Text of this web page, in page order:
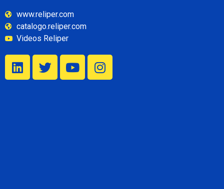
www.reliper.com
catalogo.reliper.com
Videos Reliper